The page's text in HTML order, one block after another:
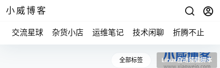
小威博客
交流星球 杂货小店 运维笔记 技术闲聊 折腾不止
全部标签 Linux自动挂载脚本